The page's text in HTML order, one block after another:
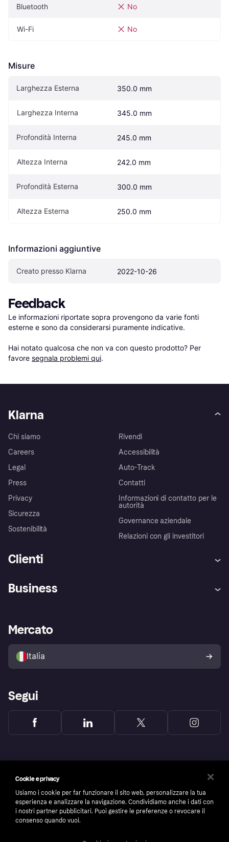
Bluetooth No
Wi-Fi No
Misure
Larghezza Esterna 350.0 mm
Larghezza Interna 345.0 mm
Profondità Interna 245.0 mm
Altezza Interna 242.0 mm
Profondità Esterna 300.0 mm
Altezza Esterna 250.0 mm
Informazioni aggiuntive
Creato presso Klarna 2022-10-26
Feedback
Le informazioni riportate sopra provengono da varie fonti
esterne e sono da considerarsi puramente indicative.
Hai notato qualcosa che non va con questo prodotto? Per
favore segnala problemi qui.
Klarna
Chi siamo
Careers
Legal
Press
Privacy
Sicurezza
Sostenibilità
Rivendi
Accessibilità
Auto-Track
Contatti
Informazioni di contatto per le
autorità
Governance aziendale
Relazioni con gli investitori
Clienti
Assistenza
Esplora i negozi
Politica di protezione
dell'acquirente Klarna
Business
Accesso aziende
Mercato
Italia
Segui
Cookie e privacy
Usiamo i cookie per far funzionare il sito web, personalizzare la tua
esperienza e analizzare la navigazione. Condividiamo anche i dati con
i nostri partner pubblicitari. Puoi gestire le preferenze o revocare il
consenso quando vuoi.